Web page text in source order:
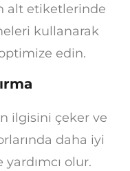
alt etiketlerinde
kullanarak
edin.
ilgisini çeker ve
daha iyi
olur.